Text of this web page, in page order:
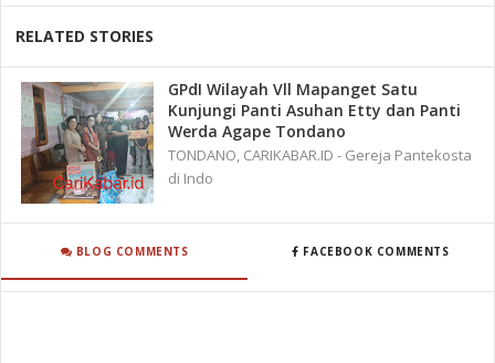
RELATED STORIES
GPdI Wilayah Vll Mapanget Satu
Kunjungi Panti Asuhan Etty dan Panti
Werda Agape Tondano
TONDANO, CARIKABAR.ID - Gereja Pantekosta
di Indo
BLOG COMMENTS FACEBOOK COMMENTS